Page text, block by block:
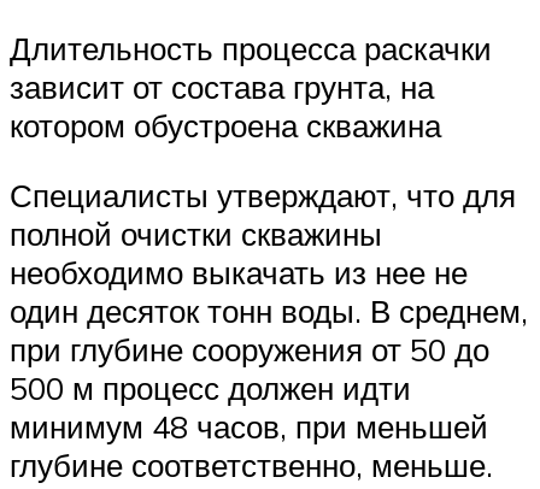
Длительность процесса раскачки
зависит от состава грунта, на
котором обустроена скважина
Специалисты утверждают, что для
полной очистки скважины
необходимо выкачать из нее не
один десяток тонн воды. В среднем,
при глубине сооружения от 50 до
500 м процесс должен идти
минимум 48 часов, при меньшей
глубине соответственно, меньше.